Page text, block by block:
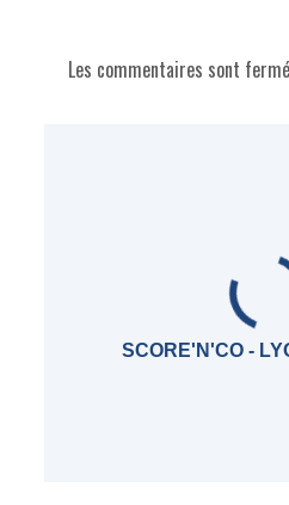
Les commentaires sont
SCORE'N'CO -